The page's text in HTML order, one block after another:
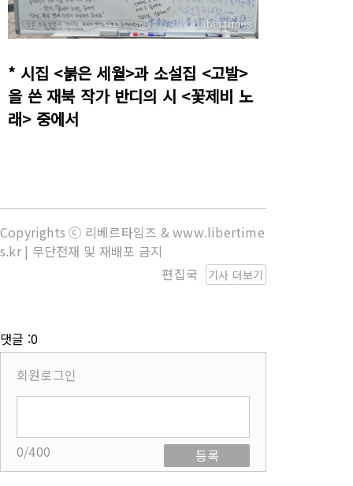
* 시집 <붉은 세월>과 소설집 <고발>
을 쓴 재북 작가 반디의 시 <꽃제비 노
래> 중에서
Copyrights ⓒ 리베르타임즈 & www.libertime
s.kr | 무단전재 및 재배포 금지
기사 더보기
편집국
댓글 :0
회원로그인
0/400
등록